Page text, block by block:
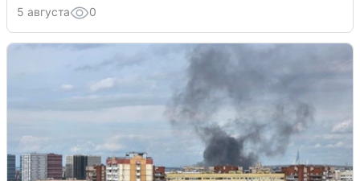
5 августа 0